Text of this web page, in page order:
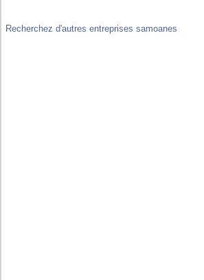
Recherchez d'autres entreprises samoanes